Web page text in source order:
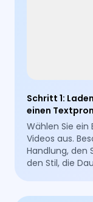
Schritt 1:
einen
Wählen Sie ein
Videos aus.
Handlung, den
den Stil, die